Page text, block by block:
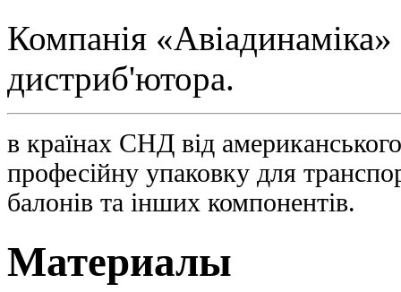
Компанія «Авіадинаміка»
дистриб'ютора.
в країнах СНД від
професійну упаковку для
балонів та інших компонентів.
Материалы